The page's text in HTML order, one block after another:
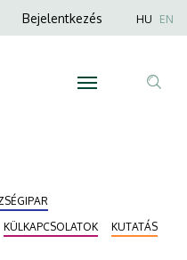
Anonim
menüje
Bejelentkezés HU EN
KÜLKAPCSOLATOK
KUTATÁS